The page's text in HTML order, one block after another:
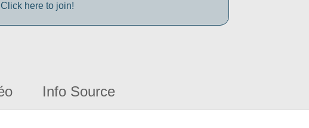
here to join!
Info Source